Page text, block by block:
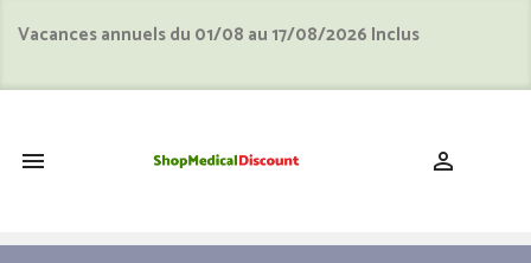
Vacances annuels du 01/08 au 17/08/2026 Inclus
 